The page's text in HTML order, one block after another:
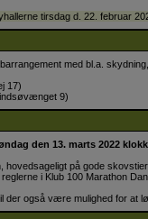
tirsdag d. 22. februar
med bl.a.
17)
9)
den 13. marts 2022
på gode
i Klub 100 Marathon
der også være mulighed for at